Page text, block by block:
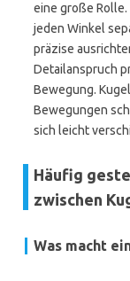
eine große
jeden Winkel
präzise
Detailanspruch
Bewegung.
Bewegungen
sich leicht
Häufig
zwischen
Was macht